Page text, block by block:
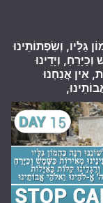
גַּלָּיו, וְשִׂפְתוֹתֵינוּ
וְיָדֵינוּ
אֵין אֲנַחְנוּ